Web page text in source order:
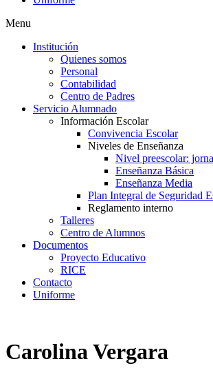
Menu
Institución
Quienes somos
Personal
Contabilidad
Centro de Padres
Servicio Alumnado
Información Escolar
Convivencia Escolar
Niveles de Enseñanza
Nivel preescolar:
Enseñanza Básica
Enseñanza Media
Plan Integral de Seguridad
Reglamento interno
Talleres
Centro de Alumnos
Documentos
Proyecto Educativo
RICE
Contacto
Uniforme
Carolina Vergara